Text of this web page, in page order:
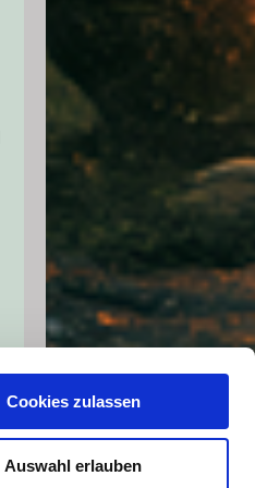
Cookies zulassen
Auswahl erlauben